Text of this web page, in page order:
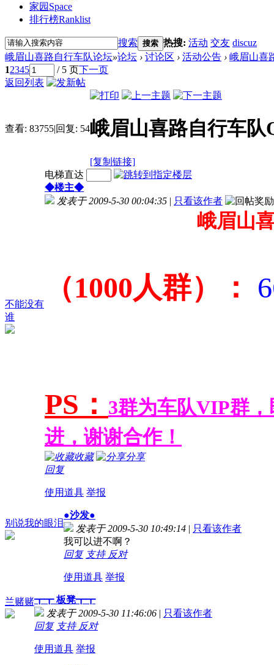
家园 Space
排行榜Ranklist
搜索 搜索 热搜: 活动 交友 discuz
峨眉山喜路自行车队论坛»论坛 › 讨论区 › 活动公告 › 峨眉山喜
12345 / 5 页下一页
返回列表
查看: 83755|回复: 54峨眉山喜路自行车队
[复制链接]
不能没有
谁
电梯直达
◆楼主◆
发表于 2009-5-30 00:04:35 | 只看该作者
峨眉山
（1000人群）：
PS： 3群为车队VIP群
进，谢谢合作！
收藏
分享
回复
使用道具 举报
别说我的眼泪
●沙发●
发表于 2009-5-30 10:49:14 | 只看该作者
我可以进不啊？
回复 支持 反对
使用道具 举报
兰赌赌┳┳ 板凳┳┳
发表于 2009-5-30 11:46:06 | 只看该作者
回复 支持 反对
使用道具 举报